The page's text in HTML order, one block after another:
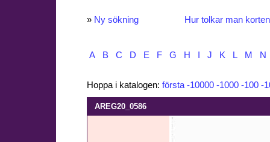
» Ny sökning Hur tolkar man
A B C D E F G H J K L M N
Hoppa i katalogen: första -10000 -1000 -100 -
AREG20_0586